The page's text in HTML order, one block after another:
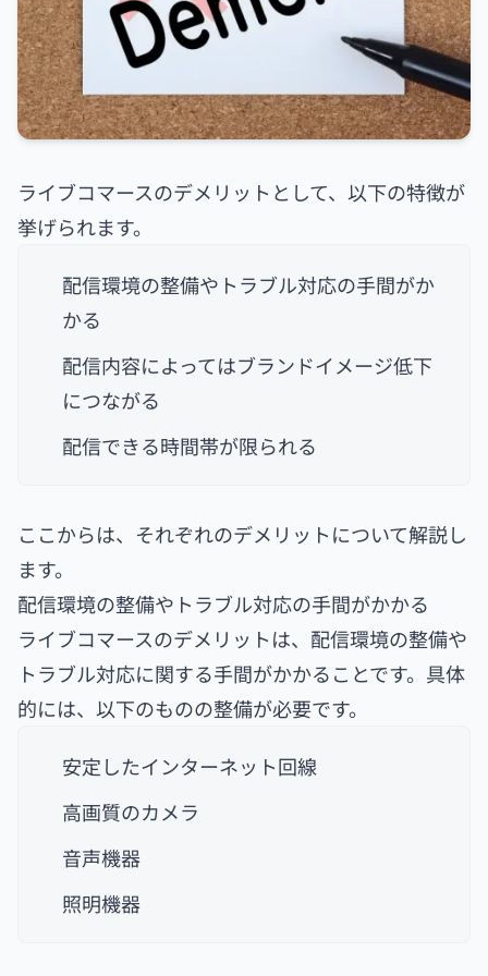
ライブコマースのデメリットとして、以下の特徴が
挙げられます。
配信環境の整備やトラブル対応の手間がか
かる
配信内容によってはブランドイメージ低下
につながる
配信できる時間帯が限られる
ここからは、それぞれのデメリットについて解説し
ます。
配信環境の整備やトラブル対応の手間がかかる
ライブコマースのデメリットは、配信環境の整備や
トラブル対応に関する手間がかかることです。具体
的には、以下のものの整備が必要です。
安定したインターネット回線
高画質のカメラ
音声機器
照明機器